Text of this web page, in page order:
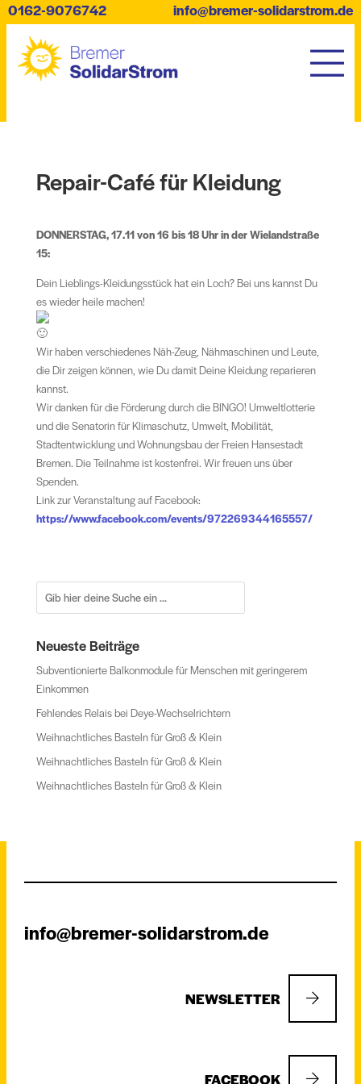
0162-9076742 info@bremer-solidarstrom.de
Repair-Café für Kleidung
DONNERSTAG, 17.11 von 16 bis 18 Uhr in der Wielandstraße
15:
Dein Lieblings-Kleidungsstück hat ein Loch? Bei uns kannst Du
es wieder heile machen!
Wir haben verschiedenes Näh-Zeug, Nähmaschinen und Leute,
die Dir zeigen können, wie Du damit Deine Kleidung reparieren
kannst.
Wir danken für die Förderung durch die BINGO! Umweltlotterie
und die Senatorin für Klimaschutz, Umwelt, Mobilität,
Stadtentwicklung und Wohnungsbau der Freien Hansestadt
Bremen. Die Teilnahme ist kostenfrei. Wir freuen uns über
Spenden.
Link zur Veranstaltung auf Facebook:
https://www.facebook.com/events/972269344165557/
Neueste Beiträge
Subventionierte Balkonmodule für Menschen mit geringerem
Einkommen
Fehlendes Relais bei Deye-Wechselrichtern
Weihnachtliches Basteln für Groß & Klein
Weihnachtliches Basteln für Groß & Klein
Weihnachtliches Basteln für Groß & Klein
info@bremer-solidarstrom.de
NEWSLETTER
FACEBOOK